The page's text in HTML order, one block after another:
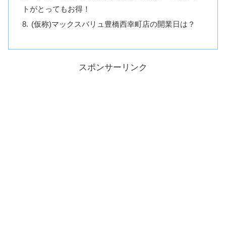
トがとってもお得！
(仮称)マックスバリュ豊橋西幸町店の開業日は？
スポンサーリンク